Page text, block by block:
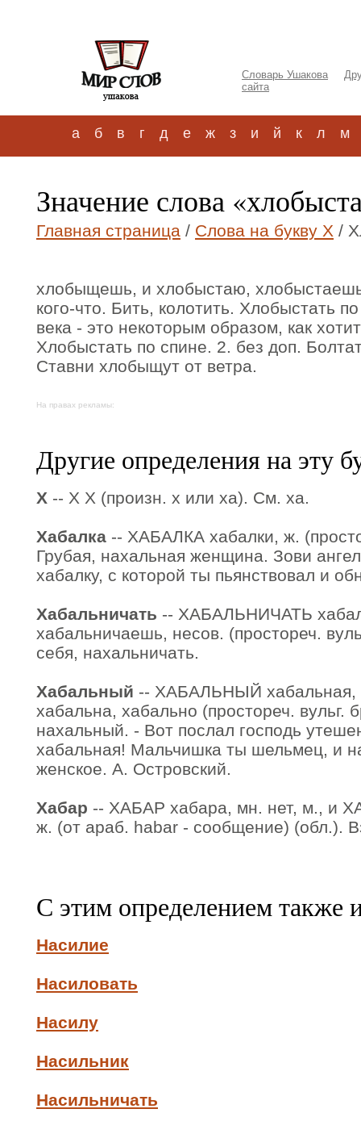
Словарь Ушакова
сайта
а б в г д е ж з и й к л м
Значение слова
Главная страница / Слова на букву Х /
хлобыщешь, и хлобыстаю,
кого-что. Бить, колотить. Хлобыстать
века - это некоторым образом, как
Хлобыстать по спине. 2. без доп.
Ставни хлобыщут от ветра.
На правах рекламы:
Другие определения на эту
Х -- Х Х (произн. х или ха). См. ха.
Хабалка -- ХАБАЛКА хабалки, ж.
Грубая, нахальная женщина. Зови
хабалку, с которой ты пьянствовал и
Хабальничать -- ХАБАЛЬНИЧАТЬ
хабальничаешь, несов. (простореч.
себя, нахальничать.
Хабальный -- ХАБАЛЬНЫЙ хабальная,
хабальна, хабально (простореч. вульг.
нахальный. - Вот послал господь
хабальная! Мальчишка ты шельмец, и
женское. А. Островский.
Хабар -- ХАБАР хабара, мн. нет, м., и
ж. (от араб. habar - сообщение) (обл.).
С этим определением также
Насилие
Насиловать
Насилу
Насильник
Насильничать